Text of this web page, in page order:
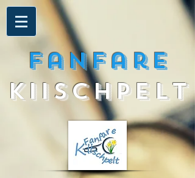
Fanfare
Kiischpelt